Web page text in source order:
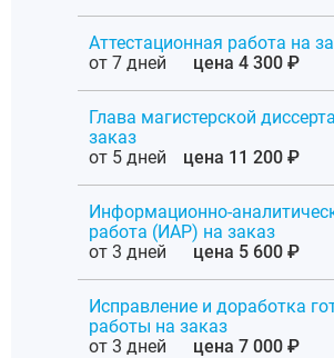
Аттестационная работа на
от 7 дней
цена 4 300 ₽
Глава магистерской
заказ
от 5 дней
цена 11 200 ₽
Информационно-
работа (ИАР) на заказ
от 3 дней
цена 5 600 ₽
Исправление и доработка
работы на заказ
от 3 дней
цена 7 000 ₽